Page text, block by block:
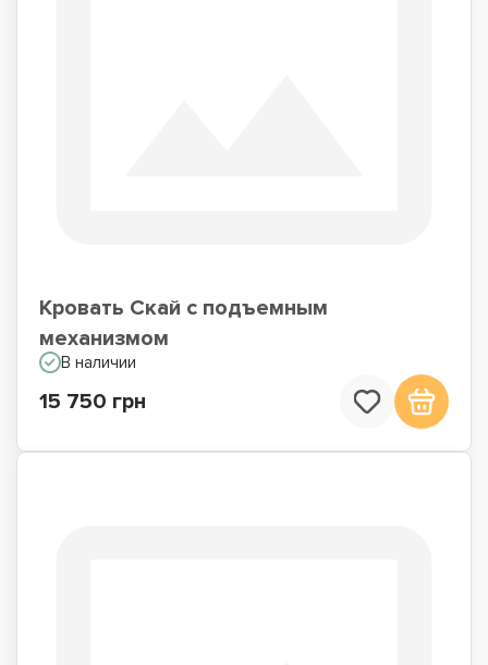
Кровать Скай с подъемным
механизмом
В наличии
15 750 грн